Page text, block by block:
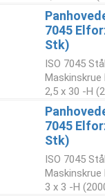
7045
Stk)
ISO 7045
Maskinskrue
2,5 x 30 -H
7045
Stk)
ISO 7045
Maskinskrue
3 x 3 -H